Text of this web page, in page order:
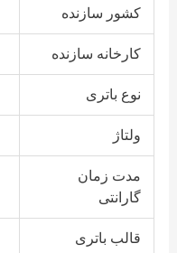
کشور سازنده
کارخانه سازنده
نوع باتری
ولتاژ
مدت زمان
گارانتی
قالب باتری